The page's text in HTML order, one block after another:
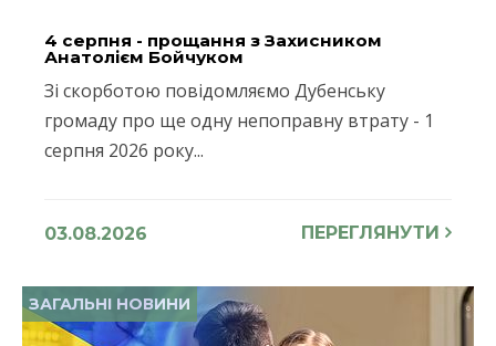
4 серпня - прощання з Захисником
Анатолієм Бойчуком
Зі скорботою повідомляємо Дубенську
громаду про ще одну непоправну втрату - 1
серпня 2026 року...
03.08.2026 ПЕРЕГЛЯНУТИ
ЗАГАЛЬНІ НОВИНИ